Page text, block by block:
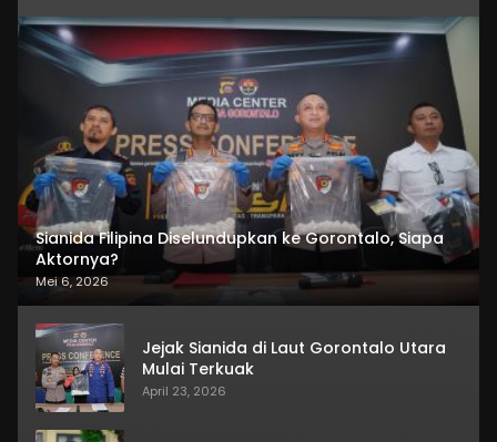
Sianida Filipina Diselundupkan ke Gorontalo, Siapa
Aktornya?
Mei 6, 2026
Jejak Sianida di Laut Gorontalo Utara
Mulai Terkuak
April 23, 2026